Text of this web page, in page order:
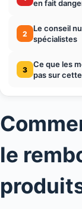
en fait
2
Le conseil
spécialistes
3
Ce que les
pas sur
le